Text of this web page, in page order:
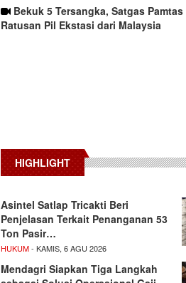
Bekuk 5 Tersangka, Satgas
Ratusan Pil Ekstasi dari Malaysia
HIGHLIGHT
Asintel Satlap Tricakti Beri
Penjelasan Terkait Penanganan 53
Ton Pasir…
HUKUM- KAMIS, 6 AGU 2026
Mendagri Siapkan Tiga Langkah